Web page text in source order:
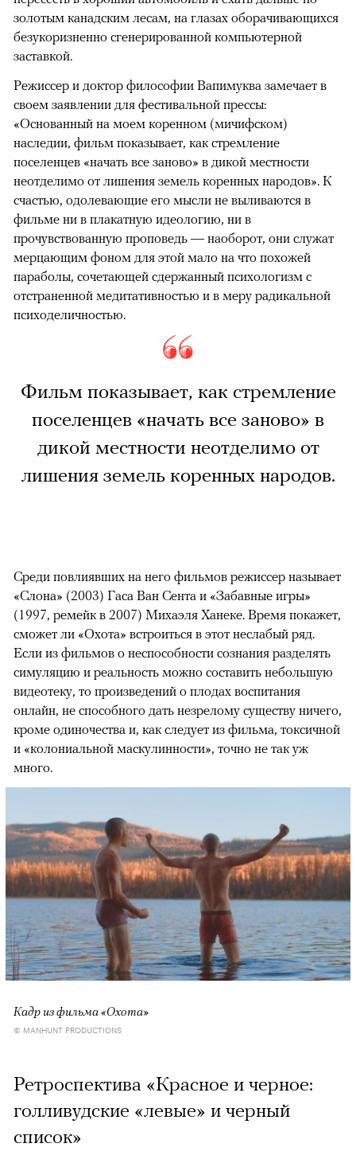
золотым канадским лесам, на глазах оборачивающихся
безукоризненно сгенерированной компьютерной
заставкой.
Режиссер и доктор философии Вапимуква замечает в
своем заявлении для фестивальной прессы:
«Основанный на моем коренном (мичифском)
наследии, фильм показывает, как стремление
поселенцев «начать все заново» в дикой местности
неотделимо от лишения земель коренных народов». К
счастью, одолевающие его мысли не выливаются в
фильме ни в плакатную идеологию, ни в
прочувствованную проповедь — наоборот, они служат
мерцающим фоном для этой мало на что похожей
параболы, сочетающей сдержанный психологизм с
отстраненной медитативностью и в меру радикальной
психоделичностью.
Фильм показывает, как стремление
поселенцев «начать все заново» в
дикой местности неотделимо от
лишения земель коренных народов.
Среди повлиявших на него фильмов режиссер называет
«Слона» (2003) Гаса Ван Сента и «Забавные игры»
(1997, ремейк в 2007) Михаэля Ханеке. Время покажет,
сможет ли «Охота» встроиться в этот неслабый ряд.
Если из фильмов о неспособности сознания разделять
симуляцию и реальность можно составить небольшую
видеотеку, то произведений о плодах воспитания
онлайн, не способного дать незрелому существу ничего,
кроме одиночества и, как следует из фильма, токсичной
и «колониальной маскулинности», точно не так уж
много.
Кадр из фильма «Охота»
© MANHUNT PRODUCTIONS
Ретроспектива «Красное и черное:
голливудские «левые» и черный
список»